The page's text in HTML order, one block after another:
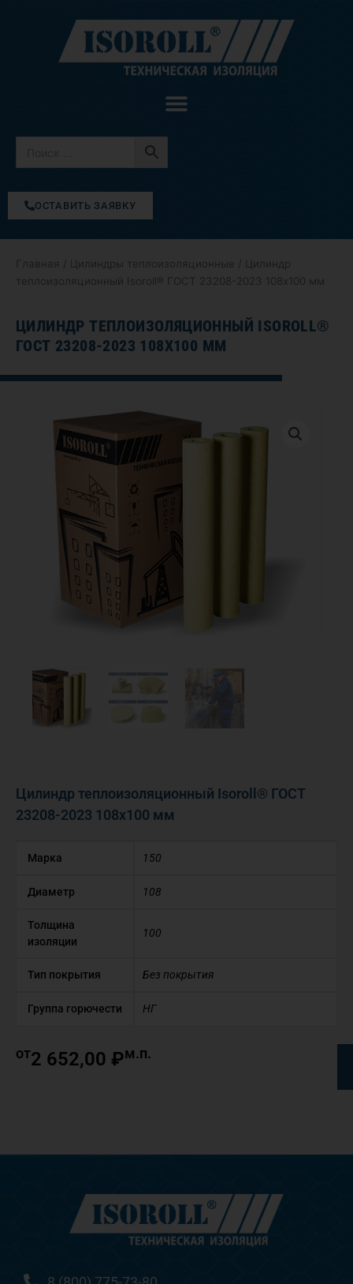
содержимому
ОСТАВИТЬ ЗАЯВКУ
Главная Цилиндры теплоизоляционные / Цилиндр
теплоизоляционный Isoroll® ГОСТ 23208-2023 108х100 мм
ЦИЛИНДР ТЕПЛОИЗОЛЯЦИОННЫЙ ISOROLL®
ГОСТ 23208-2023 108Х100 ММ
Цилиндр теплоизоляционный Isoroll® ГОСТ
23208-2023 108х100 мм
Марка 150
Диаметр 108
Толщина
изоляции
100
Тип покрытия Без покрытия
Группа горючести НГ
от2 652,00 ₽м.п.